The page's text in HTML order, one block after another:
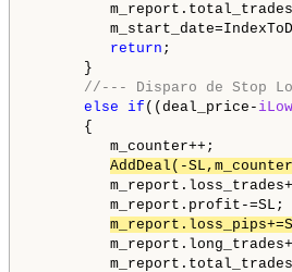
return ;
}
//--- Disparo de Stop
else
if ((deal_price- iLow
{
m_counter++;
AddDeal(-
m_report.profit-=SL;